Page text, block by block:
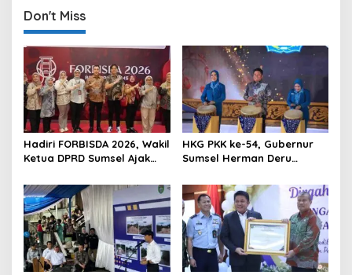
n
a
v
i
g
a
t
i
o
n
Don't Miss
Hadiri FORBISDA 2026, Wakil
Ketua DPRD Sumsel Ajak
Kekuatan Ekonomi Baru
HKG PKK ke-54, Gubernur
Sumsel Herman Deru
dan Penguatan Peran
Perempuan